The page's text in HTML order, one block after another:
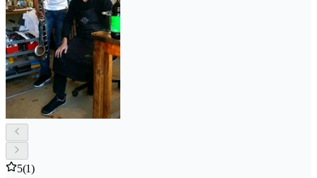
5(1)